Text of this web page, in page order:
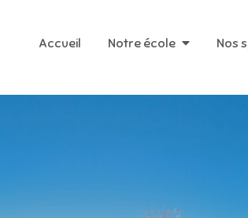
Accueil Notre école Nos